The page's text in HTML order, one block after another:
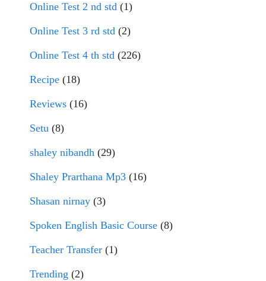
Online Test 2 nd std (1)
Online Test 3 rd std (2)
Online Test 4 th std (226)
Recipe (18)
Reviews (16)
Setu (8)
shaley nibandh (29)
Shaley Prarthana Mp3 (16)
Shasan nirnay (3)
Spoken English Basic Course (8)
Teacher Transfer (1)
Trending (2)